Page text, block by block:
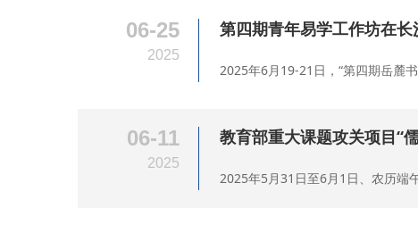
06-25
2025
第四期青年易学工作坊在长
2025年6月19-21日，“第四期岳麓
06-11
2025
教育部重大课题攻关项目“
2025年5月31日至6月1日、农历端